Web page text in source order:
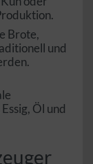
Brote,
und
Öl und